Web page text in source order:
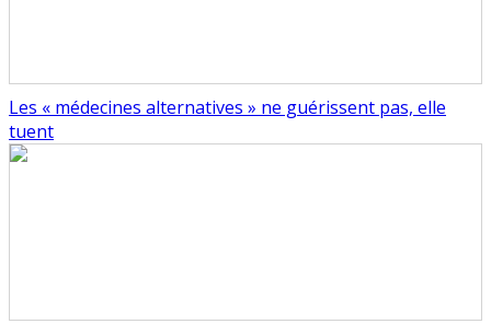
Les « médecines alternatives » ne guérissent pas, elle
tuent